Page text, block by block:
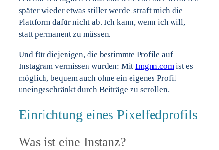
später wieder etwas stiller werde, straft mich die
Plattform dafür nicht ab. Ich kann, wenn ich will,
statt permanent zu müssen.
Und für diejenigen, die bestimmte Profile auf
Instagram vermissen würden: Mit Imgnn.comist es
möglich, bequem auch ohne ein eigenes Profil
uneingeschränkt durch Beiträge zu scrollen.
Einrichtung eines Pixelfedprofils
Was ist eine Instanz?